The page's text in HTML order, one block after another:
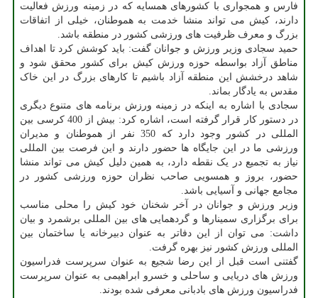
فارس و همجواری با کشورهای همسایه که در زمینه ورزش فعالیت
دارند، کیش می تواند منشا خدمت به هموطنان، خیلی از اتفاقات
بزرگ و معرف ظرفیت های ورزشی کشور در منطقه باشد.
حمید سجادی وزیر ورزش و جوانان گفت: باید کوشش کرد تا اهداف
مناطق آزاد بواسطه حوزه ورزش کیش برای کشور محقق شود و
شاهد درخشش این منطقه آزاد باشیم تا کارهای بزرگ در این خاک
مقدس به یادگار بماند.
سجادی با اشاره به اینکه در زمینه ورزش برنامه های متنوع دیگری
در دستور کار قرار گرفته است، اشاره کرد: بیش از 400 کرسی بین
المللی در کشور وجود دارد که 350 نفر از هموطنان و مدیران
ورزشی ما در این جایگاه ها حضور دارند و این فرصت بین المللی
نیاز به تجمیع در یک نقطه دارد، به همین دلیل کیش می تواند منشا
حضور، بروز و همسویی صاحب نظران حوزه ورزشی کشور در
مجامع جهانی و آسیایی باشد.
وزیر ورزش و جوانان در آخر شخنان خود کیش را محلی مناسب
برای برگزاری سمینارها و گردهمایی های بین المللی برشمرد و بیان
داشت: می توان از این دفاتر به عنوان دبیرخانه یا ساختمان بین
المللی ورزش کشور نیز بهره گرفت.
گفتنی است قبل از این رضا شجیع به عنوان سرپرست فدراسیون
ورزش های دریایی و ساحلی و خسرو ابراهیمی به عنوان سرپرست
فدراسیون ورزش های بادبانی معرفی شده بودند.